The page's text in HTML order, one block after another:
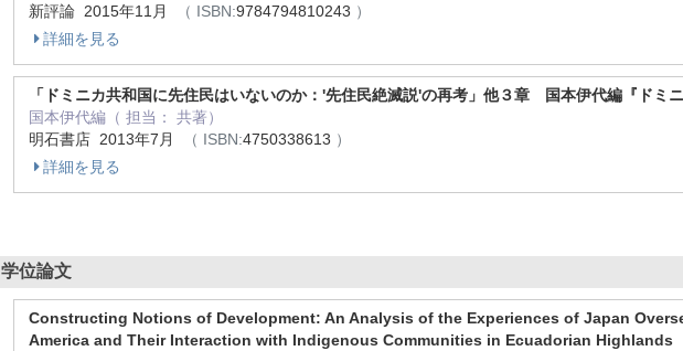
新評論 2015年11月
（ ISBN:9784794810243 ）
詳細を見る
「ドミニカ共和国に先住民はいないのか：'先住民絶滅説'の再考」他３章 国本伊代編『ドミ
国本伊代編（ 担当： 共著）
明石書店 2013年7月
（ ISBN:4750338613 ）
詳細を見る
学位論文
Constructing Notions of Development: An Analysis of the Experiences of Japan
America and Their Interaction with Indigenous Communities in Ecuadorian Highlands